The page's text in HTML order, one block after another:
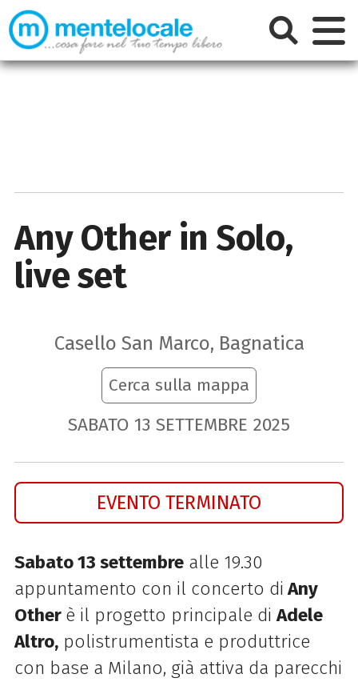
Any Other in Solo,
live set
Casello San Marco, Bagnatica
Cerca sulla mappa
SABATO 13 SETTEMBRE 2025
EVENTO TERMINATO
Sabato 13 settembrealle 19.30
appuntamento con il concerto di Any
Other è il progetto principale diAdele
Altro,polistrumentista e produttrice
con base a Milano, già attiva da parecchi